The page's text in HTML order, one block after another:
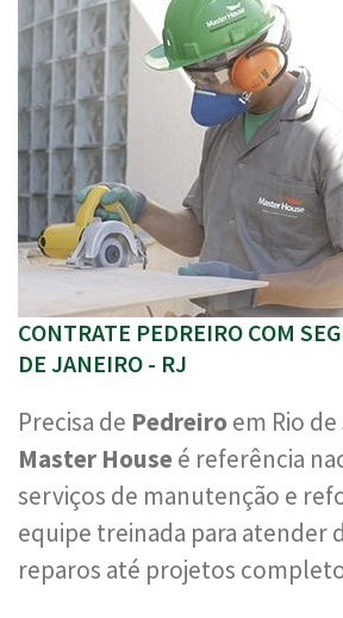
CONTRATE PEDREIRO COM
DE JANEIRO - RJ
Precisa de Pedreiro em Rio de
Master House é referência
serviços de manutenção e
equipe treinada para atender
reparos até projetos